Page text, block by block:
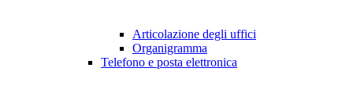
Articolazione degli uffici
Organigramma
Telefono e posta elettronica